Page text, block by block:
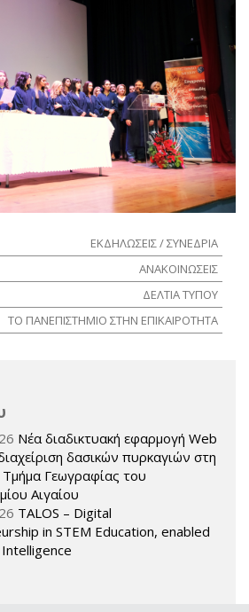
ΕΚΔΗΛΩΣΕΙΣ / ΣΥΝΕΔΡΙΑ
ΑΝΑΚΟΙΝΩΣΕΙΣ
ΔΕΛΤΙΑ ΤΥΠΟΥ
ΤΟ ΠΑΝΕΠΙΣΤΗΜΙΟ ΣΤΗΝ ΕΠΙΚΑΙΡΟΤΗΤΑ
Νέα διαδικτυακή εφαρμογή Web
δασικών πυρκαγιών στη
Γεωγραφίας του
Αιγαίου
TALOS – Digital
in STEM Education, enabled